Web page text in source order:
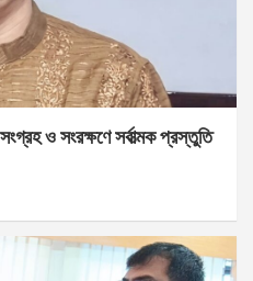
ও সংরক্ষণে সর্বাত্মক প্রস্তুতি